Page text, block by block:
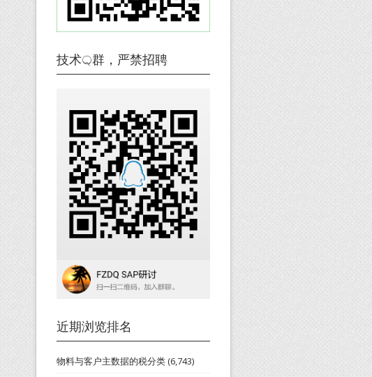
技术Q群，严禁招聘
近期浏览排名
物料与客户主数据的税分类(6,743)